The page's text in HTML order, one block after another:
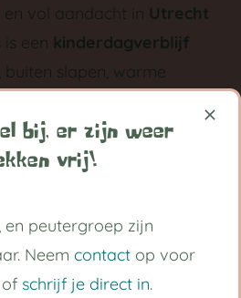
en vol aandacht in Utrecht
is een kinderdagverblijf
slapen, warme
ieder kind bij Arthemis
bij, er zijn weer
vrij!
peutergroep zijn
Neem contact op voor
schrijf je direct in.